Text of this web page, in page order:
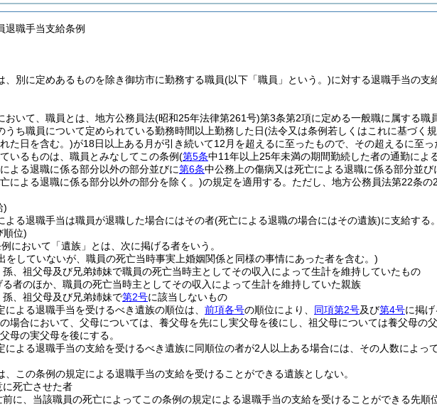
退職手当支給条例
、別に定めあるものを除き御坊市に勤務する職員(以下「職員」という。)に対する退職手当の支
おいて、職員とは、地方公務員法(昭和25年法律第261号)第3条第2項に定める一般職に属する職
うち職員について定められている勤務時間以上勤務した日(法令又は条例若しくはこれに基づく
た日を含む。)が18日以上ある月が引き続いて12月を超えるに至ったもので、その超えるに至
いるものは、職員とみなしてこの条例(第5条中11年以上25年未満の期間勤続した者の通勤によ
よる退職に係る部分以外の部分並びに第6条中公務上の傷病又は死亡による退職に係る部分並
による退職に係る部分以外の部分を除く。)の規定を適用する。 ただし、地方公務員法第22条
)
よる退職手当は職員が退職した場合にはその者(死亡による退職の場合にはその遺族)に支給する。
順位)
において「遺族」とは、次に掲げる者をいう。
をしていないが、職員の死亡当時事実上婚姻関係と同様の事情にあった者を含む。)
孫、祖父母及び兄弟姉妹で職員の死亡当時主としてその収入によって生計を維持していたもの
る者のほか、職員の死亡当時主としてその収入によって生計を維持していた親族
孫、祖父母及び兄弟姉妹で第2号に該当しないもの
による退職手当を受けるべき遺族の順位は、 前項各号の順位により、 同項第2号及び第4号に掲げ
場合において、父母については、養父母を先にし実父母を後にし、祖父母については養父母の
母の実父母を後にする。
による退職手当の支給を受けるべき遺族に同順位の者が2人以上ある場合には、その人数によっ
、この条例の規定による退職手当の支給を受けることができる遺族としない。
に死亡させた者
に、当該職員の死亡によってこの条例の規定による退職手当の支給を受けることができる先順